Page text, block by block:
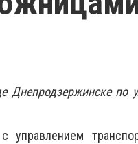
по
управлением